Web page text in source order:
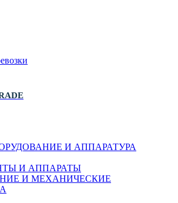
И АППАРАТУРА
И АППАРАТЫ
И МЕХАНИЧЕСКИЕ